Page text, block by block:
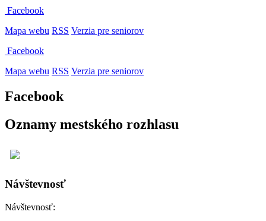
Facebook
Mapa webu RSS Verzia pre seniorov
Facebook
Mapa webu RSS Verzia pre seniorov
Facebook
Oznamy mestského rozhlasu
Návštevnosť
Návštevnosť: